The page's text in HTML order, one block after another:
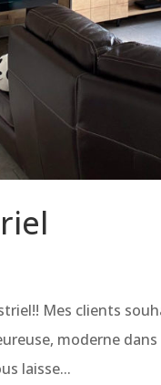
Mes clients
moderne
laisse...